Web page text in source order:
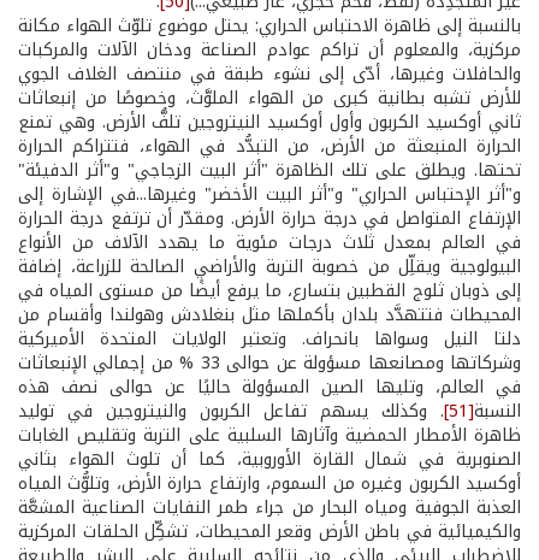
بالنسبة إلى ظاهرة الاحتباس الحراري: يحتل موضوع تلوّث الهواء مكانة
مركزية، والمعلوم أن تراكم عوادم الصناعة ودخان الآلات والمركبات
والحافلات وغيرها، أدّى إلى نشوء طبقة في منتصف الغلاف الجوي
للأرض تشبه بطانية كبرى من الهواء الملوَّث، وخصوصًا من إنبعاثات
ثاني أوكسيد الكربون وأول أوكسيد النيتروجين تلفُّ الأرض. وهي تمنع
الحرارة المنبعثة من الأرض، من التبدُّد في الهواء، فتتراكم الحرارة
تحتها. ويطلق على تلك الظاهرة "أثر البيت الزجاجي" و"أثر الدفيئة"
و"أثر الإحتباس الحراري" و"أثر البيت الأخضر" وغيرها...في الإشارة إلى
الإرتفاع المتواصل في درجة حرارة الأرض. ومقدّر أن ترتفع درجة الحرارة
في العالم بمعدل ثلاث درجات مئوية ما يهدد الآلاف من الأنواع
البيولوجية ويقلِّل من خصوبة التربة والأراضي الصالحة للزراعة، إضافة
إلى ذوبان ثلوج القطبين بتسارع، ما يرفع أيضًا من مستوى المياه في
المحيطات فتتهدَّد بلدان بأكملها مثل بنغلادش وهولندا وأقسام من
دلتا النيل وسواها بانحراف. وتعتبر الولايات المتحدة الأميركية
وشركاتها ومصانعها مسؤولة عن حوالى 33 % من إجمالي الإنبعاثات
في العالم، وتليها الصين المسؤولة حاليًا عن حوالى نصف هذه
النسبة[51] . وكذلك يسهم تفاعل الكربون والنيتروجين في توليد
ظاهرة الأمطار الحمضية وآثارها السلبية على التربة وتقليص الغابات
الصنوبرية في شمال القارة الأوروبية، كما أن تلوث الهواء بثاني
أوكسيد الكربون وغيره من السموم، وارتفاع حرارة الأرض، وتلوُّث المياه
العذبة الجوفية ومياه البحار من جراء طمر النفايات الصناعية المشعَّة
والكيميائية في باطن الأرض وقعر المحيطات، تشكِّل الحلقات المركزية